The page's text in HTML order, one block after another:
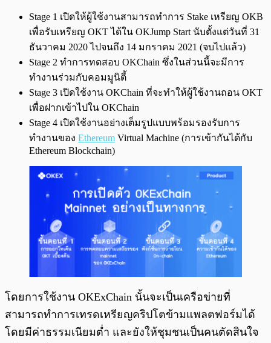
Stage 1 เปิดให้ผู้ใช้งานสามารถทำการ Stake เหรียญ OKB
เพื่อรับเหรียญ OKT ได้ใน OKJump Start นับตั้งแต่วันที่ 31
ธันวาคม 2020 ไปจนถึง 14 มกราคม 2021 (จบไปแล้ว)
Stage 2 ทำการทดสอบ OKChain ซึ่งในส่วนนี้จะมีการ
ทำงานร่วมกับคอมมูนิตี้
Stage 3 เปิดใช้งาน OKChain ที่จะทำให้ผู้ใช้งานถอน OKT
เพื่อฝากเข้าไปใน OKChain
Stage 4 เปิดใช้งานอย่างเต็มรูปแบบพร้อมรองรับการ
ทำงานของ Ethereum Virtual Machine (การเข้ากันได้กับ
Ethereum Blockchain)
โดยการใช้งาน OKExChain นั้นจะเป็นเครือข่ายที่
สามารถทำการเทรดเหรียญคริปโตข้ามแพลตฟอร์มได้
โดยมีค่าธรรมเนียมต่ำ และยังให้ชุมชนเป็นคนตัดสินใจ